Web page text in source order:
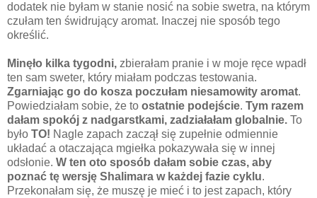
dodatek nie byłam w stanie nosić na sobie swetra, na którym
czułam ten świdrujący aromat. Inaczej nie sposób tego
określić.
Minęło kilka tygodni, zbierałam pranie i w moje ręce wpadł
ten sam sweter, który miałam podczas testowania.
Zgarniając go do kosza poczułam niesamowity aromat.
Powiedziałam sobie, że to ostatnie podejście. Tym razem
dałam spokój z nadgarstkami, zadziałałam globalnie. To
było TO! Nagle zapach zaczął się zupełnie odmiennie
układać a otaczająca mgiełka pokazywała się w innej
odsłonie. W ten oto sposób dałam sobie czas, aby
poznać tę wersję Shalimara w każdej fazie cyklu.
Przekonałam się, że muszę je mieć i to jest zapach, który